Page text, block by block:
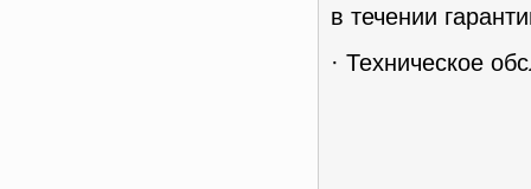
в течении
· Техническое